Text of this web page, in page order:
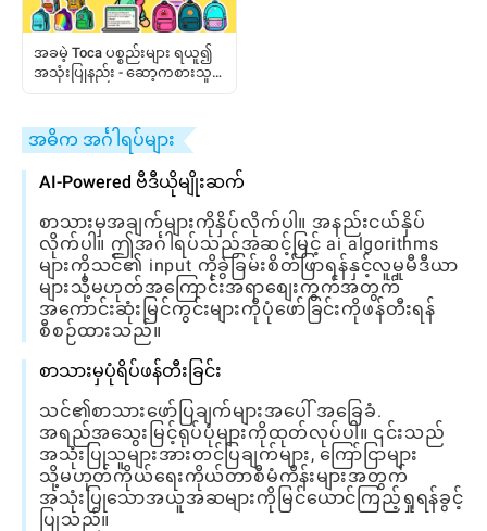
အခမဲ့ Toca ပစ္စည်းများ ရယူ၍
အသုံးပြုနည်း - ဆော့ကစားသူ
အဓိက အင်္ဂါရပ်များ
AI-Powered ဗီဒီယိုမျိုးဆက်
စာသားမှအချက်များကိုနှိပ်လိုက်ပါ။ အနည်းငယ်နှိပ်
လိုက်ပါ။ ဤအင်္ဂါရပ်သည်အဆင့်မြင့် ai algorithms
များကိုသင်၏ input ကိုခွဲခြမ်းစိတ်ဖြာရန်နှင့်လူမှုမီဒီယာ
များသို့မဟုတ်အကြောင်းအရာစျေးကွက်အတွက်
အကောင်းဆုံးမြင်ကွင်းများကိုပုံဖော်ခြင်းကိုဖန်တီးရန်
စီစဉ်ထားသည်။
စာသားမှပုံရိပ်ဖန်တီးခြင်း
သင်၏စာသားဖော်ပြချက်များအပေါ် အခြေခံ.
အရည်အသွေးမြင့်ရုပ်ပုံများကိုထုတ်လုပ်ပါ။ ၎င်းသည်
အသုံးပြုသူများအားတင်ပြချက်များ, ကြော်ငြာများ
သို့မဟုတ်ကိုယ်ရေးကိုယ်တာစီမံကိန်းများအတွက်
အသုံးပြုသောအယူအဆများကိုမြင်ယောင်ကြည့်ရှုရန်ခွင့်
ပြုသည်။